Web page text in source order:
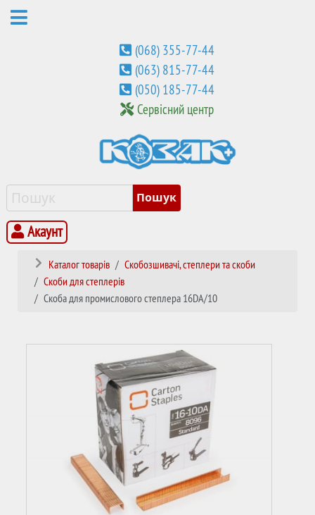
(068) 355-77-44
(063) 815-77-44
(050) 185-77-44
Сервісний центр
Акаунт
Каталог товарів
Скобозшивачі, степлери та скоби
Скоби для степлерів
Скоба для промислового степлера 16DA/10